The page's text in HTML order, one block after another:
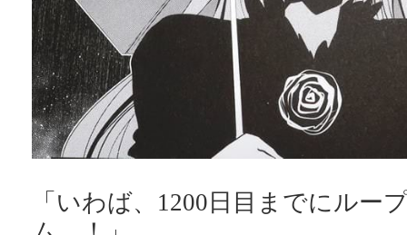
「いわば、1200日目までにルー